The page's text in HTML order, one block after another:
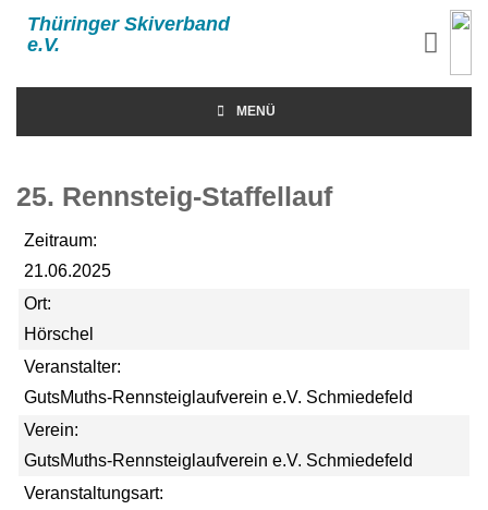
Thüringer Skiverband
e.V.
MENÜ
25. Rennsteig-Staffellauf
Zeitraum:
21.06.2025
Ort:
Hörschel
Veranstalter:
GutsMuths-Rennsteiglaufverein e.V. Schmiedefeld
Verein:
GutsMuths-Rennsteiglaufverein e.V. Schmiedefeld
Veranstaltungsart: